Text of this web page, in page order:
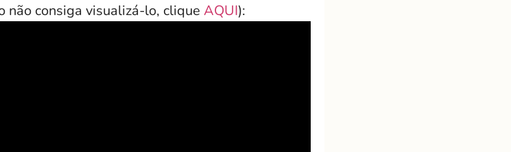
não consiga visualizá-lo, clique AQUI):